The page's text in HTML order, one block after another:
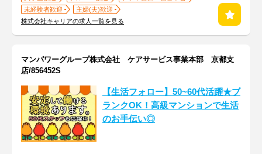
未経験者歓迎
主婦(夫)歓迎
株式会社キャリアの求人一覧を見る
マンパワーグループ株式会社 ケアサービス事業本部 京都支
店/856452S
【生活フォロー】50~60代活躍★ブ
ランクOK！高級マンションで生活
のお手伝い◎